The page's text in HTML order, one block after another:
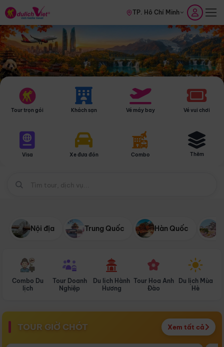
TP. Hồ Chí Minh
Tour trọn gói Khách sạn Vé máy bay Vé vui chơi
Visa Xe đưa đón Combo Thêm
Nội địa Trung Quốc Hàn Quốc
Combo Du
lịch
Tour Doanh
Nghiệp
Du lịch Hành
Hương
Tour Hoa Anh
Đào
Du lịch Mùa
Hè
TOUR GIỜ CHÓT Xem tất cả
Điểm nổi bật